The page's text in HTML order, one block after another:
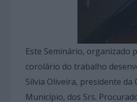
Este Seminário, organizado
corolário do trabalho
Sílvia Oliveira, presidente da
Município, dos Srs.